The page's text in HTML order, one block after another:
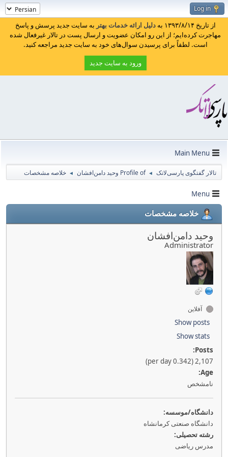
Log in
از تاریخ ۱۳۹۳/۸/۱۴ به دلیل ارائه خدمات بهتر به سایت جدید پرسش و پاسخ
مهاجرت کرده‌ایم؛ از این رو امکان عضویت و ارسال پست در تالار غیرفعال شده
است. لطفاً برای پرسیدن سوال‌های خود به سایت جدید مراجعه کنید.
ورود به سایت جدید
Main Menu
تالار گفتگوی پارسی‌لاتک ◄ Profile of وحید دامن‌افشان ◄ خلاصه مشخصات
Menu
خلاصه مشخصات
وحید دامن‌افشان
Administrator
آفلاین
Show posts
Show stats
Posts:
2,107 (0.342 per day)
Age:
نامشخص
دانشگاه/موسسه:
دانشگاه صنعتی کرمانشاه
رشته تحصیلی:
مدرس ریاضی